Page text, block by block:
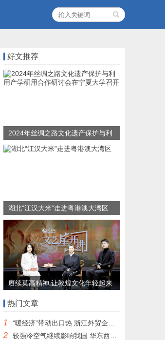
好文推荐
2024年丝绸之路文化遗产保护与利
用产学研用合作研讨会在宁夏大学
湖北“江汉大米”走进粤港澳大湾区
赓续莫高精神 让敦煌文化年轻起来
热门文章
1 “暖经济”带动出口热 浙江外贸企业双十二赶单忙
2 较强冷空气继续影响我国 华东西南部分地区弱降水